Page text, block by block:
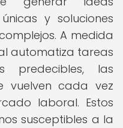
y soluciones
A medida
automatiza tareas
predecibles, las
vuelven cada vez
laboral. Estos
susceptibles a la